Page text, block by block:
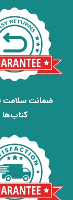
ضمانت سلامت
کتاب‌ها